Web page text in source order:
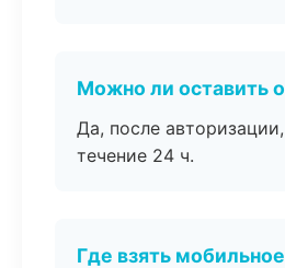
Можно ли оставить
Да, после
течение 24 ч.
Где взять мобильное